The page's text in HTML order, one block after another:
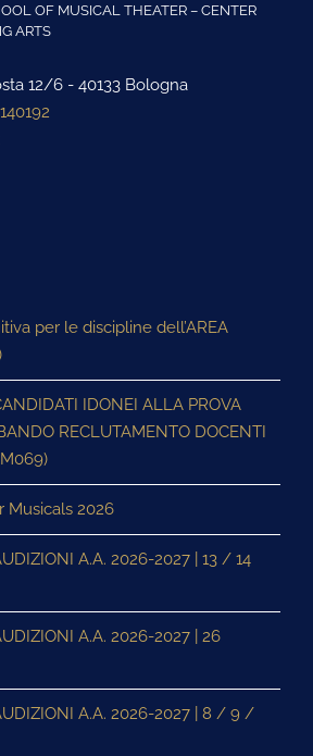
OF MUSICAL THEATER – CENTER
ARTS
12/6 - 40133 Bologna
per le discipline dell’AREA
IDONEI ALLA PROVA
RECLUTAMENTO DOCENTI
Musicals 2026
A.A. 2026-2027 | 13 / 14
A.A. 2026-2027 | 26
A.A. 2026-2027 | 8 / 9 /